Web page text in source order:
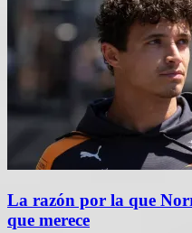
La razón por la que
que merece